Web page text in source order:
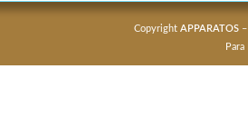
Copyright APPARATOS
Para